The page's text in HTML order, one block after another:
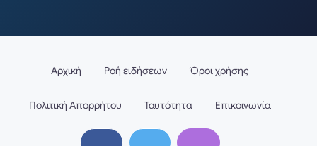
Αρχική Ροή ειδήσεων Όροι χρήσης
Πολιτική Απορρήτου Ταυτότητα Επικοινωνία